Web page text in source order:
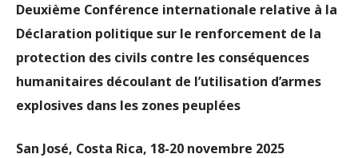
Deuxième Conférence internationale relative à la
Déclaration politique sur le renforcement de la
protection des civils contre les conséquences
humanitaires découlant de l’utilisation d’armes
explosives dans les zones peuplées
San José, Costa Rica, 18-20 novembre 2025